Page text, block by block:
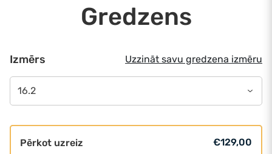
Gredzens
Izmērs Uzzināt savu gredzena izmēru
16.2
Pērkot uzreiz €129,00